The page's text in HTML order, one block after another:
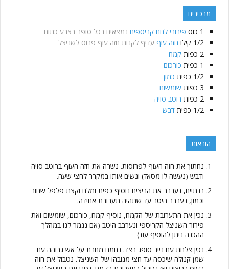
מרכיבים
1 כוס פירורי לחם קריספים נמצאים בכל סופר בצבע כתום
1/2 קילו חזה עוף עדיף לקנות חזה עוף פרוס לשניצל
2 כפות קמח
1 כפית כורכום
1/2 כפית כמון
3 כפות שומשום
2 כפות רוטב סויה
1/2 כפית דבש
הוראות
נחתוך את חזה העוף לפרוסות. נשרה את חזה העוף ברוטב סויה
ודבש (נעשה לו מסאז') ונשים אותו במקרר לחצי שעה.
בנתיים, נערבב את הביצים נוסיף כפית ומלח וקצת פלפל שחור
וכמון, נערבב היטב עד שתהיה תערובת אחידה.
נכין את התערובת של הקמח, נוסיף קמח, כורכום, שומשום ואת
פירור השניצל הקריספי ונערבב היטב (אם נגמר לנו במהלך
ההכנה ניתן להוסיף עוד)
נכין צלחת עם נייר סופג בצד. נחמם מחבת על אש גבוהה עם
שמן קנולה שיכסה עד חצי מגובהו של השניצל. נטבול את חזה